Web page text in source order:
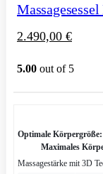
2.490,00 €
5.00 out of 5
Optimale Körpergröße:
Maximales
Massagestärke mit 3D